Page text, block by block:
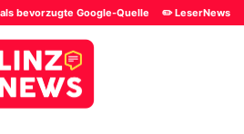
als bevorzugte Google-Quelle ✏️ LeserNews